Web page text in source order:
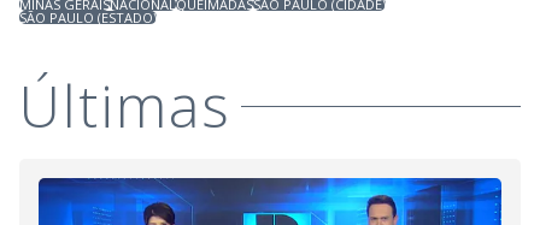
MINAS GERAISNACIONALQUEIMADASSÃO PAULO (CIDADE)
SÃO PAULO (ESTADO)
Últimas